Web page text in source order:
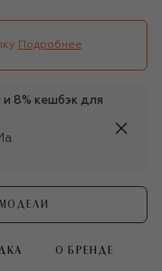
Подробнее
8% кешбэк для
О БРЕНДЕ